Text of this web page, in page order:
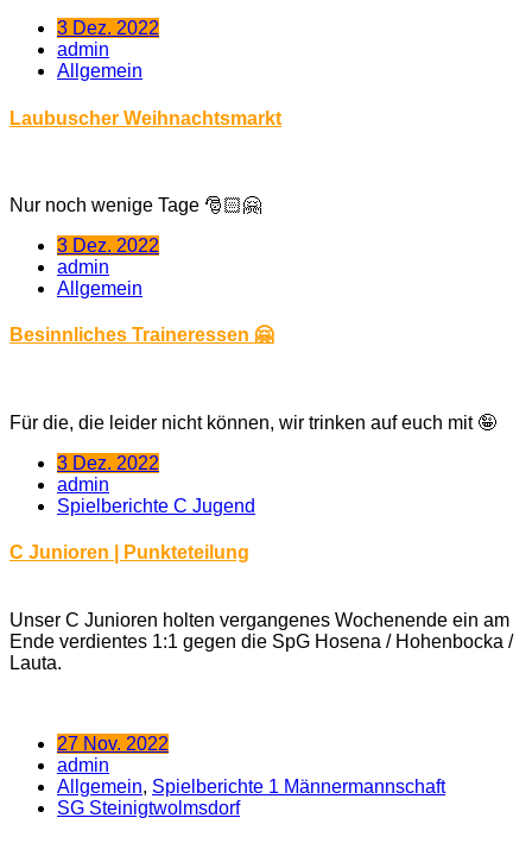
3 Dez. 2022
admin
Allgemein
Laubuscher Weihnachtsmarkt
Nur noch wenige Tage 🎅🏻🤗
3 Dez. 2022
admin
Allgemein
Besinnliches Traineressen 🤗
Für die, die leider nicht können, wir trinken auf euch mit 🤪
3 Dez. 2022
admin
Spielberichte C Jugend
C Junioren | Punkteteilung
Unser C Junioren holten vergangenes Wochenende ein am
Ende verdientes 1:1 gegen die SpG Hosena / Hohenbocka /
Lauta.
27 Nov. 2022
admin
Allgemein, Spielberichte 1 Männermannschaft
SG Steinigtwolmsdorf